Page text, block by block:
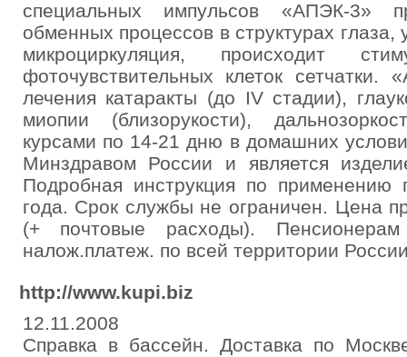
специальных импульсов «АПЭК-3»
обменных процессов в структурах
микроциркуляция, происходит
фоточувствительных клеток
лечения катаракты (до IV стадии),
миопии (близорукости),
курсами по 14-21 дню в домашних
Минздравом России и является
Подробная инструкция по применению
года. Срок службы не ограничен. Цена
(+ почтовые расходы).
налож.платеж. по всей территории
http://www.kupi.biz
12.11.2008
Справка в бассейн. Доставка по